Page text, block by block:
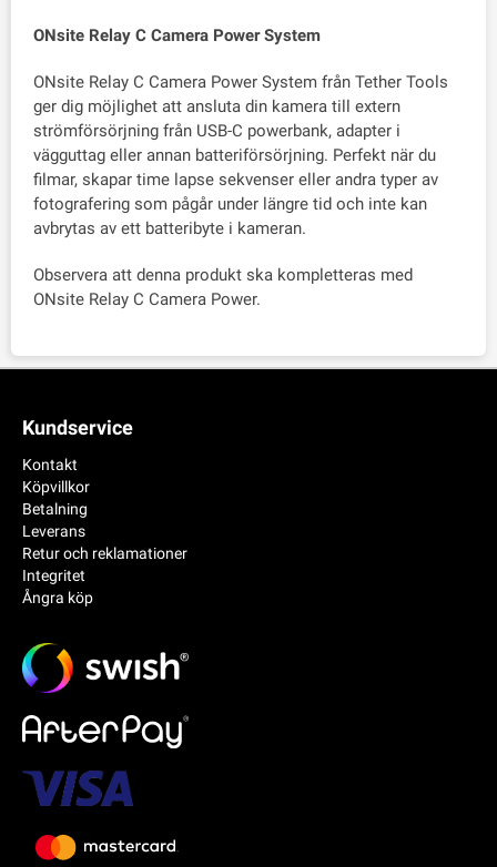
ONsite Relay C Camera Power System
ONsite Relay C Camera Power System från Tether Tools
ger dig möjlighet att ansluta din kamera till extern
strömförsörjning från USB-C powerbank, adapter i
vägguttag eller annan batteriförsörjning. Perfekt när du
filmar, skapar time lapse sekvenser eller andra typer av
fotografering som pågår under längre tid och inte kan
avbrytas av ett batteribyte i kameran.
Observera att denna produkt ska kompletteras med
ONsite Relay C Camera Power.
Kundservice
Kontakt
Köpvillkor
Betalning
Leverans
Retur och reklamationer
Integritet
Ångra köp